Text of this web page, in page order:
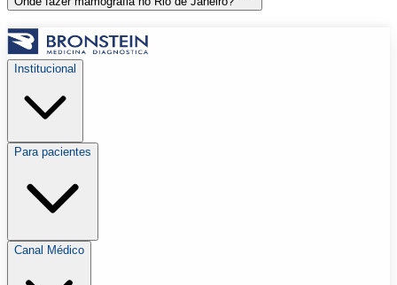
Institucional
Para pacientes
Canal Médico